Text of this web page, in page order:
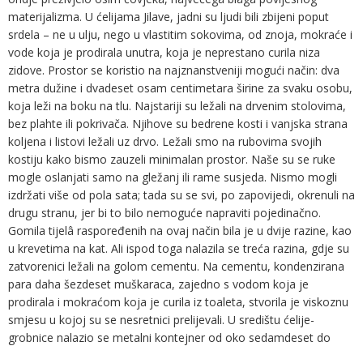
materijalizma. U ćelijama Jilave, jadni su ljudi bili zbijeni poput
srdela – ne u ulju, nego u vlastitim sokovima, od znoja, mokraće i
vode koja je prodirala unutra, koja je neprestano curila niza
zidove. Prostor se koristio na najznanstveniji mogući način: dva
metra dužine i dvadeset osam centimetara širine za svaku osobu,
koja leži na boku na tlu. Najstariji su ležali na drvenim stolovima,
bez plahte ili pokrivača. Njihove su bedrene kosti i vanjska strana
koljena i listovi ležali uz drvo. Ležali smo na rubovima svojih
kostiju kako bismo zauzeli minimalan prostor. Naše su se ruke
mogle oslanjati samo na gležanj ili rame susjeda. Nismo mogli
izdržati više od pola sata; tada su se svi, po zapovijedi, okrenuli na
drugu stranu, jer bi to bilo nemoguće napraviti pojedinačno.
Gomila tijelâ raspoređenih na ovaj način bila je u dvije razine, kao
u krevetima na kat. Ali ispod toga nalazila se treća razina, gdje su
zatvorenici ležali na golom cementu. Na cementu, kondenzirana
para daha šezdeset muškaraca, zajedno s vodom koja je
prodirala i mokraćom koja je curila iz toaleta, stvorila je viskoznu
smjesu u kojoj su se nesretnici prelijevali. U središtu ćelije-
grobnice nalazio se metalni kontejner od oko sedamdeset do